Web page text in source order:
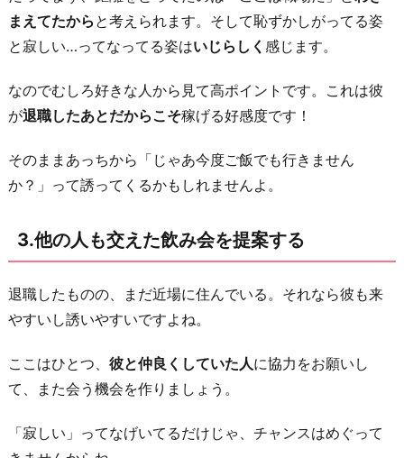
5.
「今
近
く
行
く
で」
理
由
し
て
い
まえてたから と考えられます。そして恥ずかしがってる姿
と寂しい…ってなってる姿はいじらしく 感じます。
なのでむしろ好きな人から見て高ポイントです。これは彼
が退職したあとだからこそ稼げる好感度です！
そのままあっちから「じゃあ今度ご飯でも行きません
か？」って誘ってくるかもしれませんよ。
3.他の人も交えた飲み会を提案する
退職したものの、まだ近場に住んでいる。それなら彼も来
やすいし誘いやすいですよね。
ここはひとつ、 彼と仲良くしていた人に協力をお願いし
て、また会う機会を作りましょう。
「寂しい」ってなげいてるだけじゃ、チャンスはめぐって